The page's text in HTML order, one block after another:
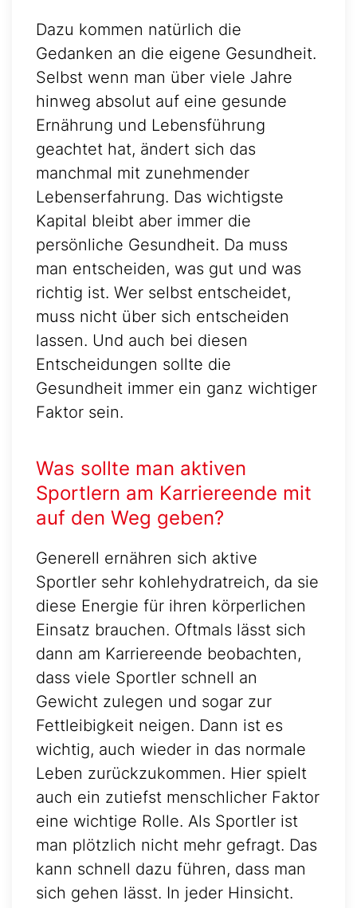
Dazu kommen natürlich die
Gedanken an die eigene Gesundheit.
Selbst wenn man über viele Jahre
hinweg absolut auf eine gesunde
Ernährung und Lebensführung
geachtet hat, ändert sich das
manchmal mit zunehmender
Lebenserfahrung. Das wichtigste
Kapital bleibt aber immer die
persönliche Gesundheit. Da muss
man entscheiden, was gut und was
richtig ist. Wer selbst entscheidet,
muss nicht über sich entscheiden
lassen. Und auch bei diesen
Entscheidungen sollte die
Gesundheit immer ein ganz wichtiger
Faktor sein.
Was sollte man aktiven
Sportlern am Karriereende mit
auf den Weg geben?
Generell ernähren sich aktive
Sportler sehr kohlehydratreich, da sie
diese Energie für ihren körperlichen
Einsatz brauchen. Oftmals lässt sich
dann am Karriereende beobachten,
dass viele Sportler schnell an
Gewicht zulegen und sogar zur
Fettleibigkeit neigen. Dann ist es
wichtig, auch wieder in das normale
Leben zurückzukommen. Hier spielt
auch ein zutiefst menschlicher Faktor
eine wichtige Rolle. Als Sportler ist
man plötzlich nicht mehr gefragt. Das
kann schnell dazu führen, dass man
sich gehen lässt. In jeder Hinsicht.